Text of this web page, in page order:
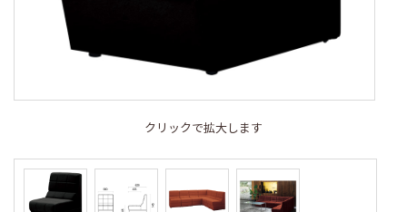
クリックで拡大します